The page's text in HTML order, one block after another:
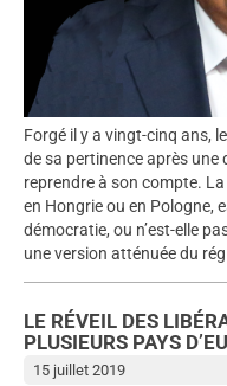
Forgé il y a vingt-cinq ans,
de sa pertinence après une
reprendre à son compte.
en Hongrie ou en Pologne,
démocratie, ou n’est-elle
une version atténuée du
LE RÉVEIL DES
PLUSIEURS PAYS
15 juillet 2019